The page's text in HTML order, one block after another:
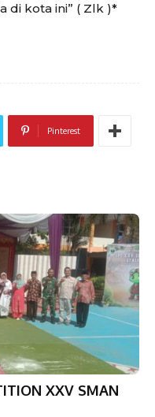
di kota ini” ( Zlk )*
Pinterest
XXV SMAN